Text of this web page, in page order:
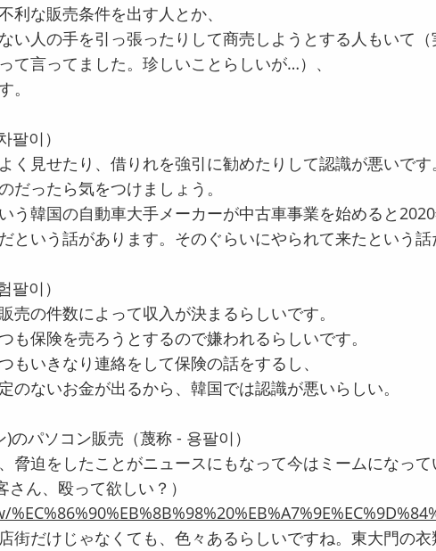
利な販売条件を出す人とか、
い人の手を引っ張ったりして商売しようとする人もいて
て言ってました。珍しいことらしいが…）、
。
팔이）
く見せたり、借りれを強引に勧めたりして認識が悪いです
だったら気をつけましょう。
う韓国の自動車大手メーカーが中古車事業を始めると
という話があります。そのぐらいにやられて来たという
팔이）
売の件数によって収入が決まるらしいです。
も保険を売ろうとするので嫌われるらしいです。
もいきなり連絡をして保険の話をするし、
のないお金が出るから、韓国では認識が悪いらしい。
のパソコン販売（蔑称 - 용팔이）
脅迫をしたことがニュースにもなって今はミームになっ
さん、殴って欲しい？）
街だけじゃなくても、色々あるらしいですね。東大門の